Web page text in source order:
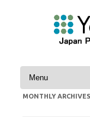
Skip to content
MONTHLY